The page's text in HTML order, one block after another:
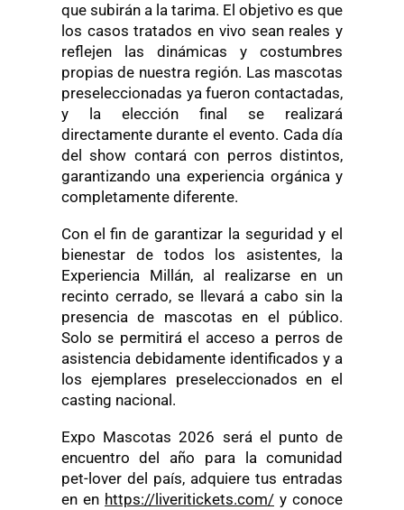
que subirán a la tarima. El objetivo es que
los casos tratados en vivo sean reales y
reflejen las dinámicas y costumbres
propias de nuestra región. Las mascotas
preseleccionadas ya fueron contactadas,
y la elección final se realizará
directamente durante el evento. Cada día
del show contará con perros distintos,
garantizando una experiencia orgánica y
completamente diferente.
Con el fin de garantizar la seguridad y el
bienestar de todos los asistentes, la
Experiencia Millán, al realizarse en un
recinto cerrado, se llevará a cabo sin la
presencia de mascotas en el público.
Solo se permitirá el acceso a perros de
asistencia debidamente identificados y a
los ejemplares preseleccionados en el
casting nacional.
Expo Mascotas 2026 será el punto de
encuentro del año para la comunidad
pet-lover del país, adquiere tus entradas
en en https://liveritickets.com/ y conoce